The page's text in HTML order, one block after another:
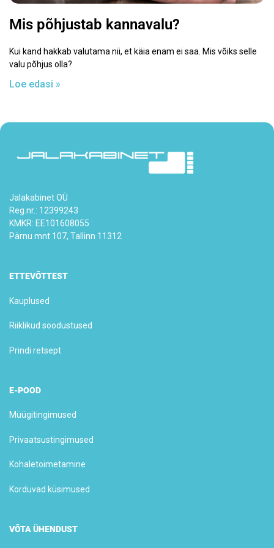
Mis põhjustab kannavalu?
Kui kand hakkab valutama nii, et käia enam ei saa. Mis võiks selle
valu põhjus olla?
Loe edasi »
Jalakabinet OÜ
Reg.nr.: 12399243
KMKR: EE101608055
Pärnu mnt 107, Tallinn 11312
ETTEVÕTTEST
Kauplused
Riiklikud soodustused
Prindi retsept
E-POOD
Müügitingimused
Privaatsustingimused
Kohaletoimetamine
Korduvad küsimused
VÕTA ÜHENDUST